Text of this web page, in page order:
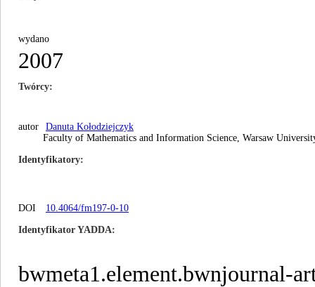
wydano
2007
Twórcy
autor
Danuta Kołodziejczyk
Faculty of Mathematics and Information Science, Warsaw
Identyfikatory
DOI 10.4064/fm197-0-10
Identyfikator YADDA
bwmeta1.element.bwnjournal-